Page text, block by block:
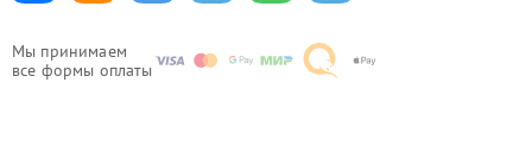
Мы принимаем
все формы оплаты